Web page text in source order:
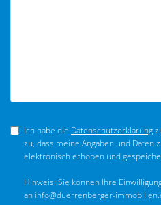
Ich habe die Datenschutzerklärung
zu, dass meine Angaben und Daten
elektronisch erhoben und
Hinweis: Sie können Ihre
an info@duerrenberger-